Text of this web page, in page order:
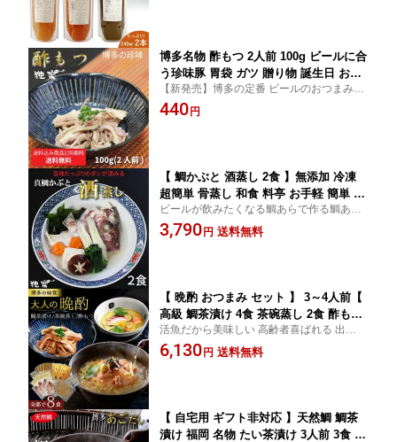
博多名物 酢もつ 2人前 100g ビールに合
う珍味豚 胃袋 ガツ 贈り物 誕生日 お祝
内祝 高級 美味しい おつまみ 博多 九州
国産豚 珍味 ポーク 贈答 ぽん酢付き 食
【新発売】博多の定番 ビールのおつまみ
に！ 国産豚ガツは旨味と食感が他では味わ
えない!! 送料別追加 スタミナ鍋 パリパリピ
440 円
【 鯛かぶと 酒蒸し 2食 】無添加 冷凍
超簡単 骨蒸し 和食 料亭 お手軽 簡単 鯛
たい タイあら アラ マダイ 真鯛 頭 あら
鯛かぶと プレゼント 高級 海鮮 あら汁
ビールが飲みたくなる鯛あらで作る鯛あら
酒蒸し 簡単に作れる タイメシ 兜焼き タ
イアラ ごはん お取り寄せグルメ ランキン
3,790 円 送料無料
【 晩酌 おつまみ セット 】 3～4人前【
高級 鯛茶漬け 4食 茶碗蒸し 2食 酢もつ
100g 2人前 】 お茶漬け 刺身漬け 魚介
漬け丼 茶漬け 鯛 鯛茶丼 魚 鯛 ごまだれ
活魚だから美味しい 高齢者喜ばれる 出産祝
い 出産内祝い お祝い 内祝い お取り寄せギ
フト グルメ ギフト 誕生日 喜ばれる プレゼ
6,130 円 送料無料
【 自宅用 ギフト非対応 】天然鯛 鯛茶
漬け 福岡 名物 たい茶漬け 3人前 3食 簡